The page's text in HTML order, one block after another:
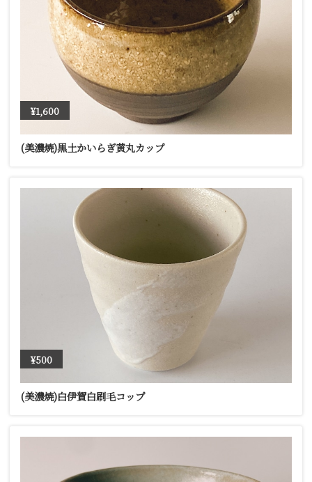
¥1,600
(美濃焼)黒土かいらぎ黄丸カップ
¥500
(美濃焼)白伊賀白刷毛コップ